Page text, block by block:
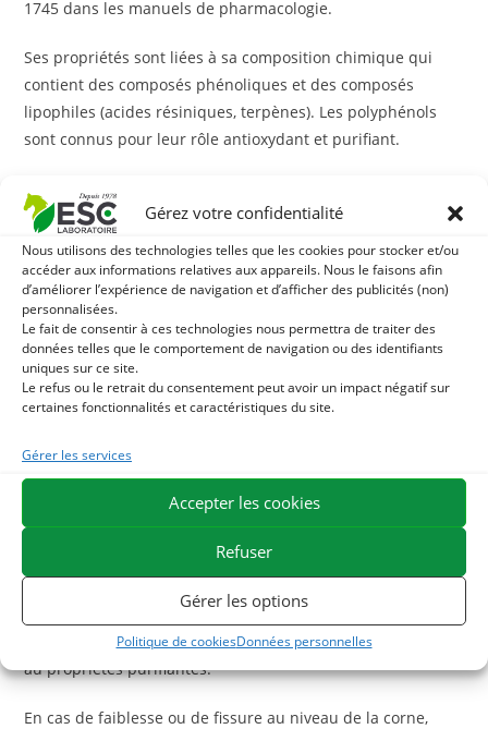
Gérez votre confidentialité
Nous utilisons des technologies telles que les cookies pour stocker et/ou
accéder aux informations relatives aux appareils. Nous le faisons afin
d’améliorer l’expérience de navigation et d’afficher des publicités (non)
personnalisées.
Le fait de consentir à ces technologies nous permettra de traiter des
données telles que le comportement de navigation ou des identifiants
uniques sur ce site.
Le refus ou le retrait du consentement peut avoir un impact négatif sur
certaines fonctionnalités et caractéristiques du site.
Gérer les services
Accepter les cookies
Refuser
Gérer les options
Politique de cookiesDonnées personnelles
1745 dans les manuels de pharmacologie.
Ses propriétés sont liées à sa composition chimique qui
contient des composés phénoliques et des composés
lipophiles (acides résiniques, terpènes). Les polyphénols
sont connus pour leur rôle antioxydant et purifiant.
la corne :
LeGoudron végétalest utilisé pour protéger et assainir la
sole et la fourchette en cas d’humidité.
Les propriétés ainsi que la texture du goudron créent une
barrière protectrice afin de protéger le dessous du pied.
Avec quoi associer le Goudron végétal ?
LeGoudron végétal
notre argile pour fourchette :Pediclay. Cette argile liquide
prêtre à l’emploie est enrichi en goudron végétal et en
pour l’entretien quotidien des sabots
de votre cheval. Cet onguent est enrichi en huile de cade
au propriétés purifiantes.
En cas de faiblesse ou de fissure au niveau de la corne,